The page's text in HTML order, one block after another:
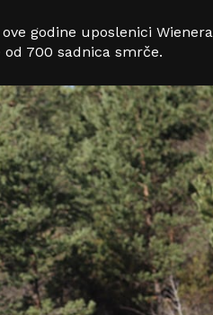
godine uposlenici Wienera
700 sadnica smrče.